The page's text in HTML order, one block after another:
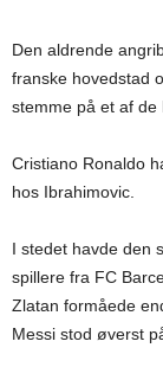
Den aldrende
franske hovedstad
stemme på et af de
Cristiano Ronaldo
hos Ibrahimovic.
I stedet havde den
spillere fra FC
Zlatan formåede
Messi stod øverst